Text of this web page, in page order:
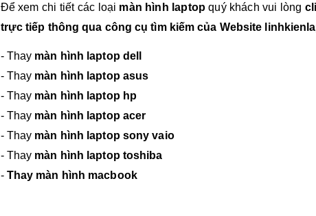
Để xem chi tiết các loại màn hình laptopquý khách vui lòng
trực tiếp thông qua công cụ tìm kiếm của Website
- Thay màn hình laptop dell
- Thay màn hình laptop asus
- Thay màn hình laptop hp
- Thay màn hình laptop acer
- Thay màn hình laptop sony vaio
- Thay màn hình laptop toshiba
- Thay màn hình macbook